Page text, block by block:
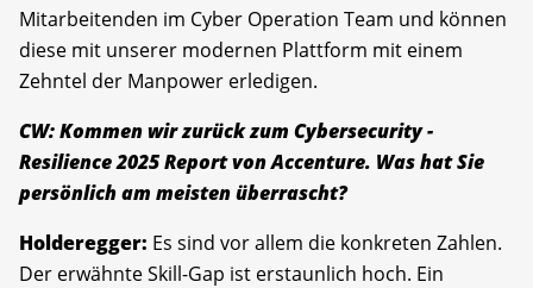
Mitarbeitenden im Cyber Operation Team und können
diese mit unserer modernen Plattform mit einem
Zehntel der Manpower erledigen.
CW: Kommen wir zurück zum Cybersecurity ­
Resilience 2025 Report von Accenture. Was hat Sie
persönlich am meisten überrascht?
Holderegger: Es sind vor allem die konkreten Zahlen.
Der erwähnte Skill-Gap ist erstaunlich hoch. Ein